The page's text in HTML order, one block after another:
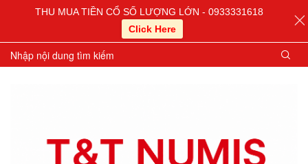
THU MUA TIỀN CỔ SỐ LƯỢNG LỚN - 0933331618
Click Here